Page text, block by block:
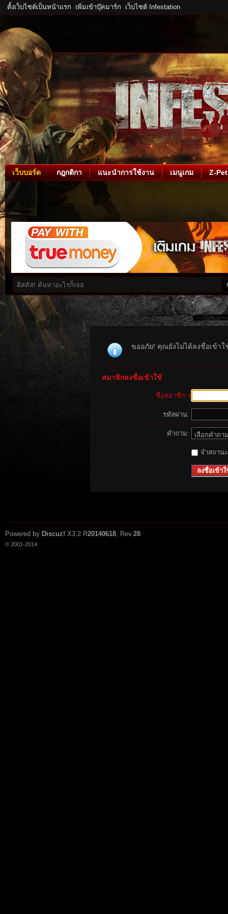
ตั้งเว็บไซต์เป็นหน้าแรก เพิ่มเข้าบุ๊คมาร์ก เว็บไซต์ Infestation
เว็บบอร์ด กฎกติกา แนะนำการใช้งาน เมนูเกม Z-Pet
ขออภัย! คุณยังไม่ได้ลงชื่อเข้า
สมาชิกลงชื่อเข้าใช้
ชื่อสมาชิก
รหัสผ่าน:
คำถาม:
จำสถาน
ลงชื่อเข้าใ
Powered by Discuz! X3.2 R20140618, Rev.28
© 2001-2014